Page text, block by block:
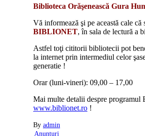
Biblioteca Orăşenească Gura
Vă informează şi pe această cale că
BIBLIONET, în sala de lectură a
Astfel toţi cititorii bibliotecii pot
la internet prin intermediul celor
generatie !
Orar (luni-vineri): 09,00 – 17,00
Mai multe detalii despre programul
www.biblionet.ro !
By admin
Anunturi